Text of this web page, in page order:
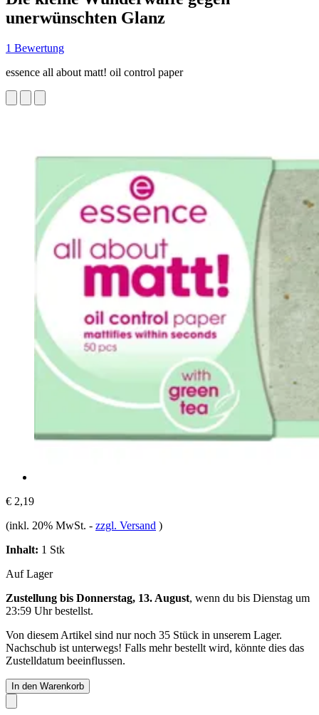
unerwünschten Glanz
1 Bewertung
essence all about matt! oil control paper
€ 2,19
(inkl. 20% MwSt. - zzgl. Versand )
Inhalt: 1 Stk
Auf Lager
Zustellung bis Donnerstag, 13. August, wenn du bis Dienstag um
23:59 Uhrbestellst.
Von diesem Artikel sind nur noch 35 Stück in unserem Lager.
Nachschub ist unterwegs! Falls mehr bestellt wird, könnte dies das
Zustelldatum beeinflussen.
In den Warenkorb